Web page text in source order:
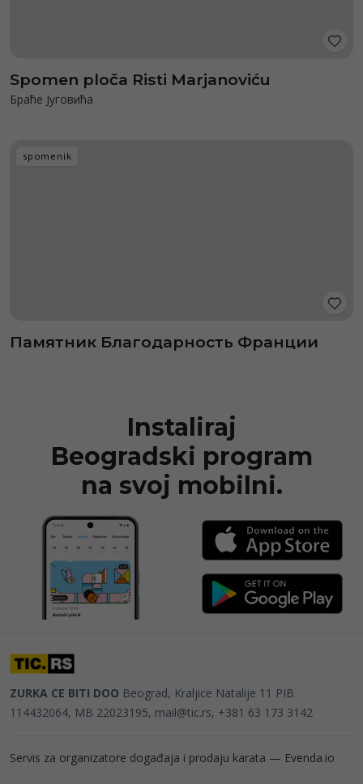
Spomen ploča Risti Marjanoviću
Браће Југовића
spomenik
Памятник Благодарность Франции
Instaliraj
Beogradski program
na svoj mobilni.
ZURKA CE BITI DOO Beograd, Kraljice Natalije 11 PIB
114432064, MB 22023195, mail@tic.rs, +381 63 173 3142
Servis za organizatore događaja i prodaju karata — Evenda.io